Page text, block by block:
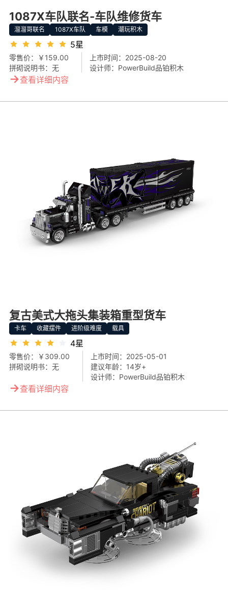
1087X车队联名-车队维修货车
溜溜哥联名 1087X车队 车模 潮玩积木
5星
零售价：
￥159.00
拼砌说明书： 无
上市时间： 2025-08-20
设计师： PowerBuild品铂积木
→查看详细内容
复古美式大拖头集装箱重型货车
卡车 收藏摆件 进阶级难度 载具
4星
零售价：
￥309.00
拼砌说明书： 无
上市时间： 2025-05-01
建议年龄： 14岁+
设计师： PowerBuild品铂积木
→查看详细内容